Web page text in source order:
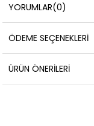
YORUMLAR(0)
ÖDEME SEÇENEKLERI
ÜRÜN ÖNERILERI